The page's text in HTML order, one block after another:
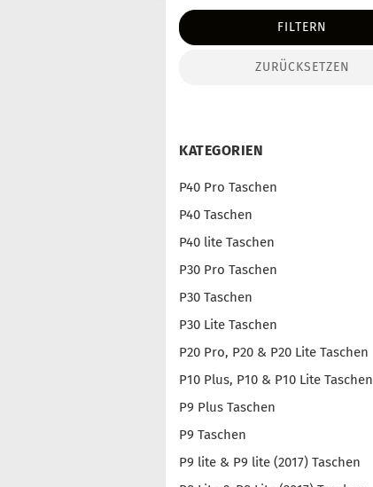
FILTERN
ZURÜCKSETZEN
KATEGORIEN
P40 Pro Taschen
P40 Taschen
P40 lite Taschen
P30 Pro Taschen
P30 Taschen
P30 Lite Taschen
P20 Pro, P20 & P20 Lite Taschen
P10 Plus, P10 & P10 Lite Taschen
P9 Plus Taschen
P9 Taschen
P9 lite & P9 lite (2017) Taschen